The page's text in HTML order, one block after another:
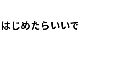
じめたらいいで